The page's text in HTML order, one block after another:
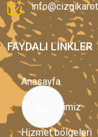
FAYDALI LINKLER
Anasayfa
Hizmetlerimiz
Hizmet bölgeleri